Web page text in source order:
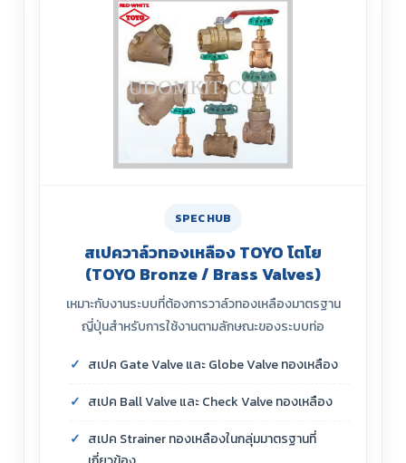
SPEC HUB
สเปควาล์วทองเหลือง TOYO โตโย
(TOYO Bronze / Brass Valves)
เหมาะกับงานระบบที่ต้องการวาล์วทองเหลืองมาตรฐาน
ญี่ปุ่นสำหรับการใช้งานตามลักษณะของระบบท่อ
สเปค Gate Valve และ Globe Valve ทองเหลือง
สเปค Ball Valve และ Check Valve ทองเหลือง
สเปค Strainer ทองเหลืองในกลุ่มมาตรฐานที่